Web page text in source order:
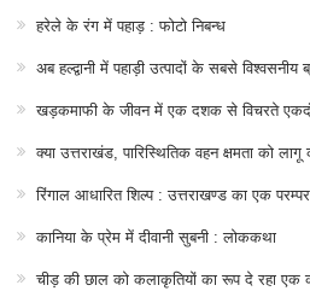
हरेले के रंग में पहाड़ : फोटो निबन्ध
अब हल्द्वानी में पहाड़ी उत्पादों के सबसे
खड़कमाफी के जीवन में एक दशक से विचरते
क्या उत्तराखंड, पारिस्थितिक वहन क्षमता को
रिंगाल आधारित शिल्प : उत्तराखण्ड का एक
कानिया के प्रेम में दीवानी सुबनी : लोककथा
चीड़ की छाल को कलाकृतियों का रूप दे रहा एक